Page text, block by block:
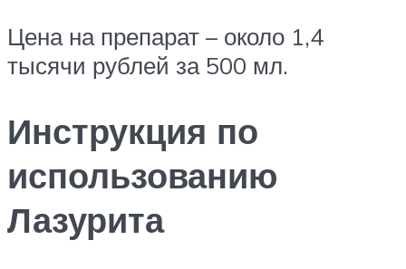
Цена на препарат – около 1,4
тысячи рублей за 500 мл.
Инструкция по
использованию
Лазурита